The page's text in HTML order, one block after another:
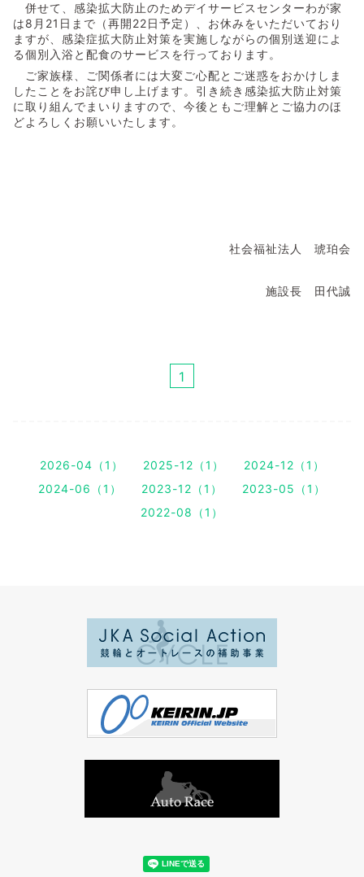
併せて、感染拡大防止のためデイサービスセンターわが家
は8月21日まで（再開22日予定）、お休みをいただいており
ますが、感染症拡大防止対策を実施しながらの個別送迎によ
る個別入浴と配食のサービスを行っております。
ご家族様、ご関係者には大変ご心配とご迷惑をおかけしま
したことをお詫び申し上げます。引き続き感染拡大防止対策
に取り組んでまいりますので、今後ともご理解とご協力のほ
どよろしくお願いいたします。
社会福祉法人 琥珀会
施設長 田代誠
1
2026-04（1） 2025-12（1）
2024-12（1）
2024-06（1）
2023-12（1）
2023-05（1）
2022-08（1）